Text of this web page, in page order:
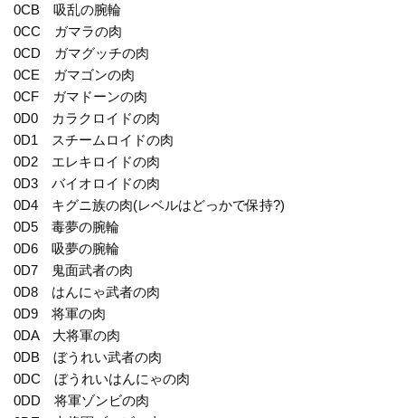
0CB 吸乱の腕輪
0CC ガマラの肉
0CD ガマグッチの肉
0CE ガマゴンの肉
0CF ガマドーンの肉
0D0 カラクロイドの肉
0D1 スチームロイドの肉
0D2 エレキロイドの肉
0D3 バイオロイドの肉
0D4 キグニ族の肉(レベルはどっかで保持?)
0D5 毒夢の腕輪
0D6 吸夢の腕輪
0D7 鬼面武者の肉
0D8 はんにゃ武者の肉
0D9 将軍の肉
0DA 大将軍の肉
0DB ぼうれい武者の肉
0DC ぼうれいはんにゃの肉
0DD 将軍ゾンビの肉